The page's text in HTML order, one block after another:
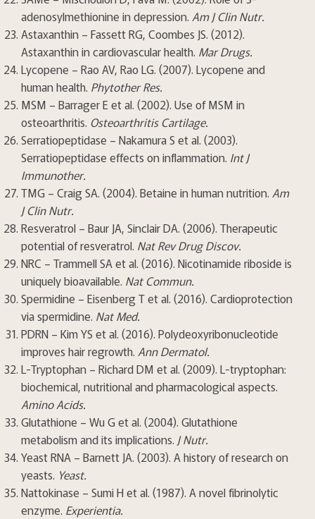
adenosylmethionine in depression. Am J Clin Nutr.
Astaxanthin – Fassett RG, Coombes JS. (2012).
Astaxanthin in cardiovascular health. Mar Drugs.
Lycopene – Rao AV, Rao LG. (2007). Lycopene and
human health. Phytother Res.
MSM – Barrager E et al. (2002). Use of MSM in
osteoarthritis. Osteoarthritis Cartilage.
Serratiopeptidase – Nakamura S et al. (2003).
Serratiopeptidase effects on inflammation. Int J
Immunother.
TMG – Craig SA. (2004). Betaine in human nutrition. Am
J Clin Nutr.
Resveratrol – Baur JA, Sinclair DA. (2006). Therapeutic
potential of resveratrol. Nat Rev Drug Discov.
NRC – Trammell SA et al. (2016). Nicotinamide riboside is
uniquely bioavailable. Nat Commun.
Spermidine – Eisenberg T et al. (2016). Cardioprotection
via spermidine. Nat Med.
PDRN – Kim YS et al. (2016). Polydeoxyribonucleotide
improves hair regrowth. Ann Dermatol.
L-Tryptophan – Richard DM et al. (2009). L-tryptophan:
biochemical, nutritional and pharmacological aspects.
Amino Acids.
Glutathione – Wu G et al. (2004). Glutathione
metabolism and its implications. J Nutr.
Yeast RNA – Barnett JA. (2003). A history of research on
yeasts. Yeast.
Nattokinase – Sumi H et al. (1987). A novel fibrinolytic
enzyme. Experientia.